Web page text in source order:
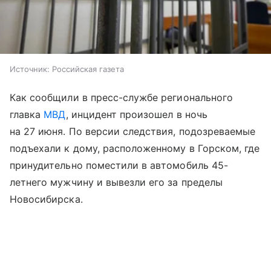
Источник: Российская газета
Как сообщили в пресс-службе регионального
главка МВД, инцидент произошел в ночь
на 27 июня. По версии следствия, подозреваемые
подъехали к дому, расположенному в Горском, где
принудительно поместили в автомобиль 45-
летнего мужчину и вывезли его за пределы
Новосибирска.